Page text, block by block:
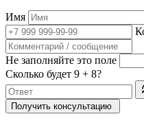
Имя
Не заполняйте это поле
Сколько будет 9 + 8?
Получить консультацию